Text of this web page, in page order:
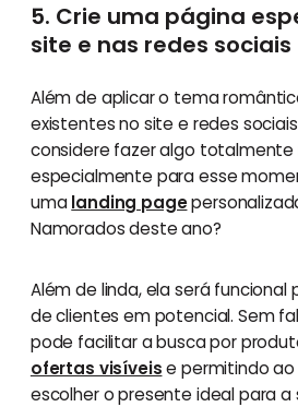
5. Crie uma página
site e nas redes sociais
Além de aplicar o tema
existentes no site e redes
considere fazer algo totalmente
especialmente para esse
umalanding page
Namorados deste ano?
Além de linda, ela será
de clientes em potencial. Sem
pode facilitar a busca por
ofertas visíveise permitindo
escolher o presente ideal para